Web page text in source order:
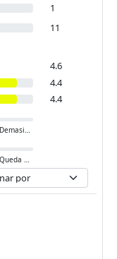
1
11
4.6
4.4
4.4
Demasiado grande
Queda holgado